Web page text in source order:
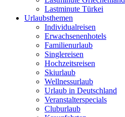
Lastminute Türkei
Urlaubsthemen
Individualreisen
Erwachsenenhotels
Familienurlaub
Singlereisen
Hochzeitsreisen
Skiurlaub
Wellnessurlaub
Urlaub in Deutschland
Veranstalterspecials
Cluburlaub